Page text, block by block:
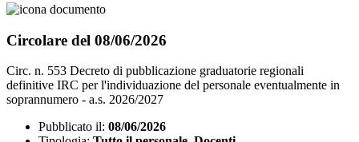
Circolare del 08/06/2026
Circ. n. 553 Decreto di pubblicazione graduatorie regionali
definitive IRC per l'individuazione del personale eventualmente in
soprannumero - a.s. 2026/2027
Pubblicato il: 08/06/2026